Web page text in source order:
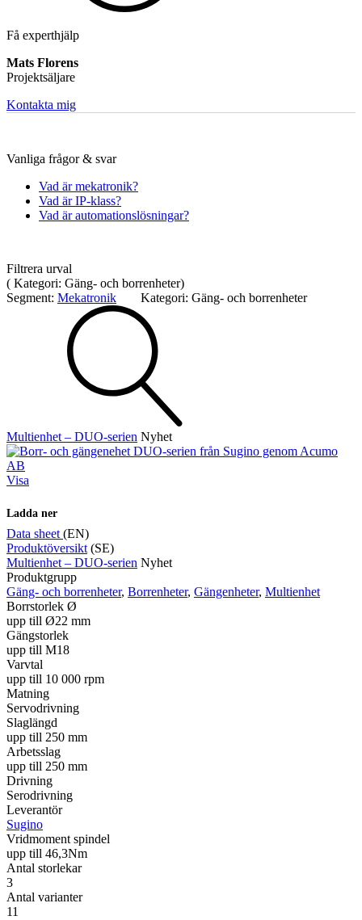
LinjärmotorerServodrifterRoterande ställdon
MätskalorRäknare / Displayer
Givare
Maskinsäkerhet
Ljustorn
Övrigt
Få experthjälp
Mats Florens
Projektsäljare
Kontakta mig
Vanliga frågor & svar
Vad är mekatronik?
Vad är IP-klass?
Vad är automationslösningar?
Filtrera urval
( Kategori: Gäng- och borrenheter)
Segment: Mekatronik Kategori: Gäng- och borrenheter
Multienhet – DUO-serien Nyhet
Visa
Ladda ner
Data sheet (EN)
Produktöversikt (SE)
Multienhet – DUO-serien Nyhet
Produktgrupp
Gäng- och borrenheter, Borrenheter, Gängenheter, Multienhet
Borrstorlek Ø
upp till Ø22 mm
Gängstorlek
upp till M18
Varvtal
upp till 10 000 rpm
Matning
Servodrivning
Slaglängd
upp till 250 mm
Arbetsslag
upp till 250 mm
Drivning
Serodrivning
Leverantör
Sugino
Vridmoment spindel
upp till 46,3Nm
Antal storlekar
3
Antal varianter
11